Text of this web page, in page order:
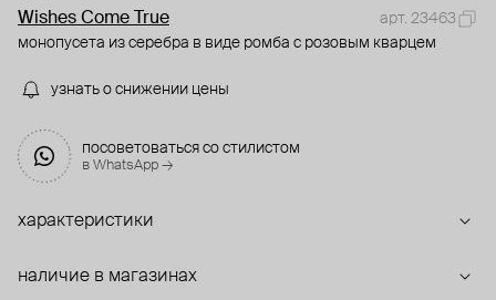
Wishes Come True
арт. 23463
монопусета из серебра в виде ромба с розовым кварцем
узнать о снижении цены
посоветоваться со стилистом
в WhatsApp →
характеристики
наличие в магазинах